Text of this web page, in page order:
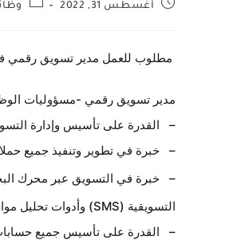
أغسطس 31, 2022
مطلوب للعمل مدير تسويق رقمي
مدير تسويق رقمي -مسؤوليات
– القدرة على تأسيس وإدارة
– خبرة في تطوير وتنفيذ جميع
التسويقية (SMS) وأدوات تحليل مواقع الويب و عرض الإعلانات وحملات Google AdWords وتحسينها
– القدرة على تأسيس جميع حسابات